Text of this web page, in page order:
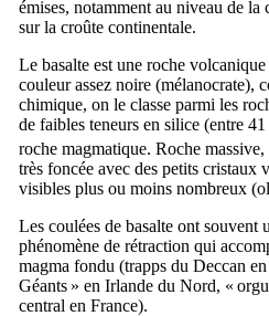
émises, notamment au niveau de la
sur la croûte continentale.
Le basalte est une roche
couleur assez noire (mélanocrate),
chimique, on le classe parmi les
de faibles teneurs en silice (entre
roche magmatique. Roche
très foncée avec des petits cristaux
visibles plus ou moins nombreux
Les coulées de basalte ont souvent
phénomène de rétraction qui
magma fondu (trapps du Deccan
Géants » en Irlande du Nord, «
central en France).